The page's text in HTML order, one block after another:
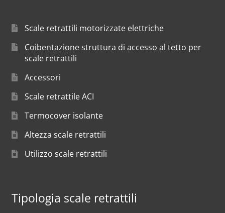
Scale retrattili motorizzate elettriche
Coibentazione struttura di accesso al tetto per
scale retrattili
Accessori
Scale retrattile ACI
Termocover isolante
Altezza scale retrattili
Utilizzo scale retrattili
Tipologia scale retrattili